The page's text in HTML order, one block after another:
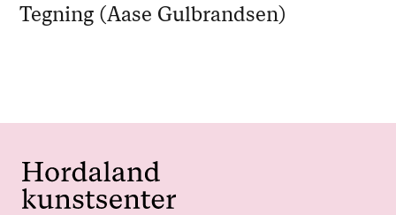
Tegning (Aase Gulbrandsen)